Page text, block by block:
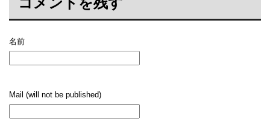
名前
Mail (will not be published)